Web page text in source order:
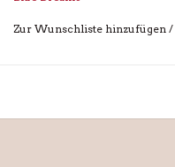
Zur Wunschliste hinzufügen /